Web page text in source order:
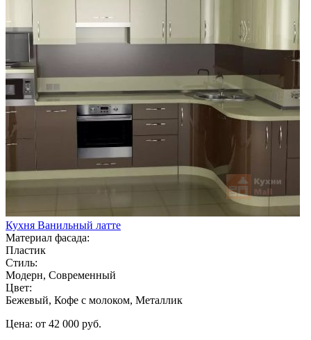
Кухня Ванильный латте
Материал фасада:
Пластик
Стиль:
Модерн, Современный
Цвет:
Бежевый, Кофе с молоком, Металлик
Цена: от 42 000 руб.